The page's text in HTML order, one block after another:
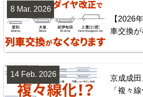
【2026
車交換
8 Mar. 2026
京成成
「複々
14 Feb. 2026